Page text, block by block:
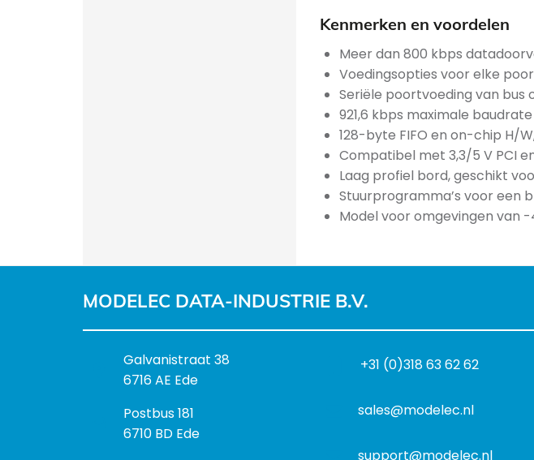
Kenmerken en voordelen
Meer dan 800 kbps
Voedingsopties voor elke
Seriële poortvoeding van bus
921,6 kbps maximale baudrate
128-byte FIFO en on-chip H/
Compatibel met 3,3/5 V PCI
Laag profiel bord, geschikt
Stuurprogramma’s voor een
Model voor omgevingen van
MODELEC DATA-INDUSTRIE B.V.
B
e
o
e
Galvanistraat 38
6716 AE Ede
P
o
Postbus 181
6710 BD Ede
+31 (0)318 63 62 62
sales@modelec.nl
support@modelec.nl